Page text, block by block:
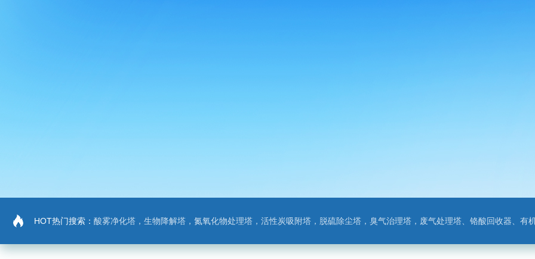
HOT热门搜索： 酸雾净化塔，生物降解塔，氮氧化物处理塔，活性炭吸附塔，脱硫除尘塔，臭气治理塔，废气处理塔、铬酸回收器、有机废气净化器，氨氮吹